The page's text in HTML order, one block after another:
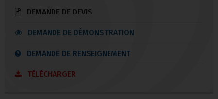
DEMANDE DE DEVIS
DEMANDE DE DÉMONSTRATION
DEMANDE DE RENSEIGNEMENT
TÉLÉCHARGER